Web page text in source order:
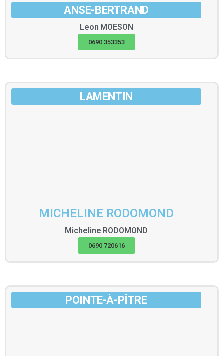
ANSE-BERTRAND
Leon MOESON
0690 353353
LAMENTIN
MICHELINE RODOMOND
Micheline RODOMOND
0690 720616
POINTE-À-PÎTRE